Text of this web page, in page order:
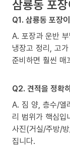
삼룡동 포
Q1. 삼룡동 포장
A. 포장과 운반
냉장고 정리, 고
준비하면 훨씬 매
Q2. 견적을 정확
A. 짐 양, 층수/엘
리 범위가 핵심입
사진(거실/주방/
집니다.